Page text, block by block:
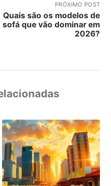
PRÓXIMO POST
Quais são os modelos de
sofá que vão dominar em
2026?